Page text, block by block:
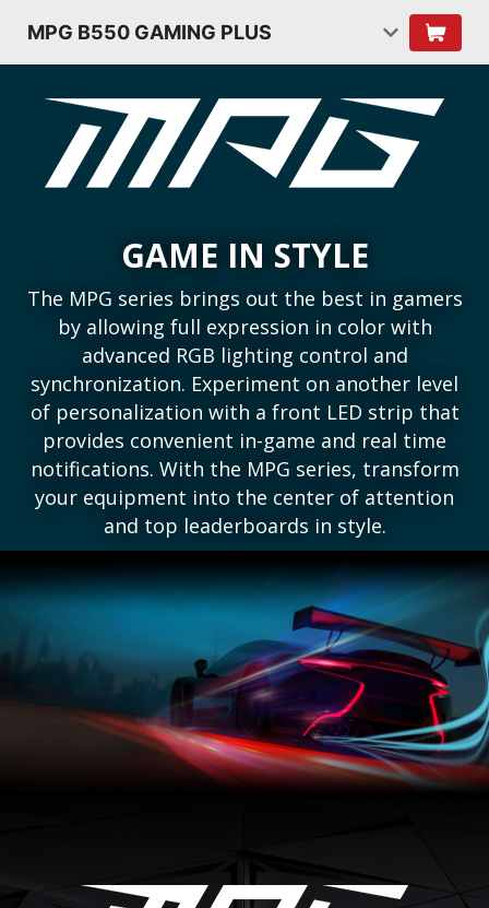
MPG B550 GAMING PLUS
GAME IN STYLE
The MPG series brings out the best in gamers
by allowing full expression in color with
advanced RGB lighting control and
synchronization. Experiment on another level
of personalization with a front LED strip that
provides convenient in-game and real time
notifications. With the MPG series, transform
your equipment into the center of attention
and top leaderboards in style.